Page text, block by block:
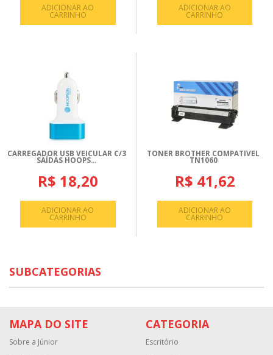
ADICIONAR AO
CARRINHO
ADICIONAR AO
CARRINHO
CARREGADOR USB VEICULAR C/3
SAÍDAS HOOPS...
R$ 18,20
ADICIONAR AO
CARRINHO
TONER BROTHER COMPATIVEL
TN1060
R$ 41,62
ADICIONAR AO
CARRINHO
SUBCATEGORIAS
MAPA DO SITE
Sobre a Júnior
CATEGORIA
Escritório